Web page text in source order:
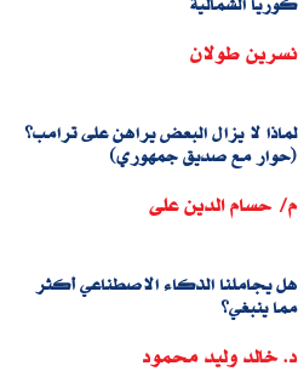
نسرين طولان
لماذا لا يزال البعض يراهن على ترامب؟
(حوار مع صديق جمهوري)
م/ حسام الدين على
هل يجاملنا الذكاء الاصطناعي أكثر
مما ينبغي؟
د. خالد وليد محمود